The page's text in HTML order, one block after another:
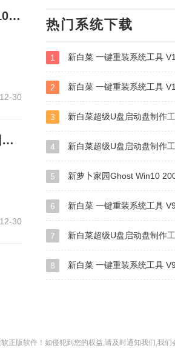
win10系统关闭用户账户控制方法win10系统怎么关闭用户账户控制
30
Windows10，8.1中的“某些文件无法从回收站中清空”怎么办？
30
热门系统下载
1 新白菜 一键重装系统工具
2 新白菜 一键重装系统工具
3 新白菜超级U盘启动盘制作工具V11.0（装
4 新白菜超级U盘启动盘制作工具V10.0
5 新萝卜家园Ghost Win10 2004
6 新白菜 一键重装系统工具
7 新白菜超级U盘启动盘制作工具V11.0在线安装
8 新白菜 一键重装系统工具
版软件！如侵犯到您的权益,请及时通知我们,我们